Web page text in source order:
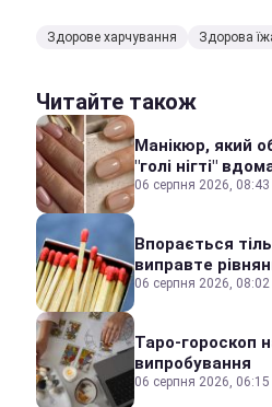
Здорове харчування Здорова
Читайте також
Манікюр, який
"голі нігті"
06 серпня 2026, 08:43
Впорається
виправте
06 серпня 2026, 08:02
Таро-гороскоп
випробування
06 серпня 2026, 06:15